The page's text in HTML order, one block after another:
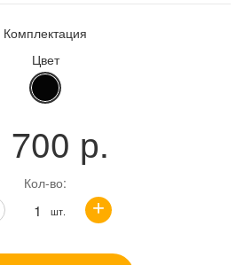
Комплектация
Цвет
700 р.
Кол-во:
шт. +